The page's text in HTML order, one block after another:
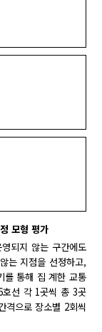
모형 평가
되지 않는 구간에도
는 지점을 선정하고,
를 통해 집 계한 교통
선 각 1곳씩 총 3곳
격으로 장소별 2회씩